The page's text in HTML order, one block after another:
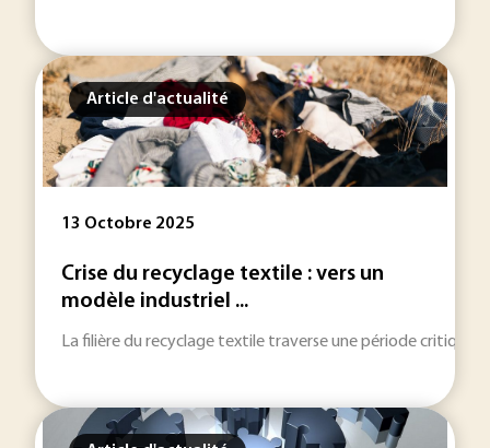
Article d'actualité
13 Octobre 2025
Crise du recyclage textile : vers un
modèle industriel ...
La filière du recyclage textile traverse une période critique,